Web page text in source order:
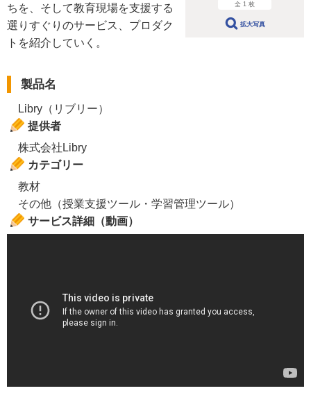
全 1 枚
拡大写真
ちを、そして教育現場を支援する
選りすぐりのサービス、プロダク
トを紹介していく。
製品名
Libry（リブリー）
提供者
株式会社Libry
カテゴリー
教材
その他（授業支援ツール・学習管理ツール）
サービス詳細（動画）